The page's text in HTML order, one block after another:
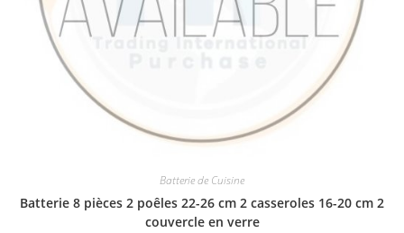
Batterie de Cuisine
Batterie 8 pièces 2 poêles 22-26 cm 2 casseroles 16-20 cm 2
couvercle en verre